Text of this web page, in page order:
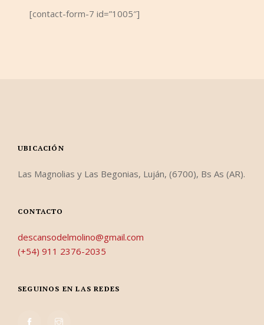
[contact-form-7 id=”1005″]
UBICACIÓN
Las Magnolias y Las Begonias, Luján, (6700), Bs As (AR).
CONTACTO
descansodelmolino@gmail.com
(+54) 911 2376-2035
SEGUINOS EN LAS REDES